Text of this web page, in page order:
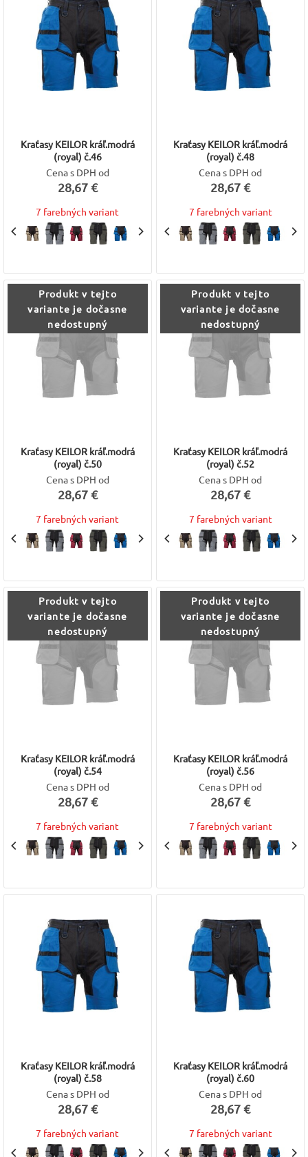
Kraťasy KEILOR kráľ.modrá
(royal) č.46
Cena s DPH od
28,67 €
7 farebných variant
Kraťasy KEILOR kráľ.modrá
(royal) č.48
Cena s DPH od
28,67 €
7 farebných variant
Produkt v tejto
variante je dočasne
nedostupný
Kraťasy KEILOR kráľ.modrá
(royal) č.50
Cena s DPH od
28,67 €
7 farebných variant
Produkt v tejto
variante je dočasne
nedostupný
Kraťasy KEILOR kráľ.modrá
(royal) č.52
Cena s DPH od
28,67 €
7 farebných variant
Produkt v tejto
variante je dočasne
nedostupný
Kraťasy KEILOR kráľ.modrá
(royal) č.54
Cena s DPH od
28,67 €
7 farebných variant
Produkt v tejto
variante je dočasne
nedostupný
Kraťasy KEILOR kráľ.modrá
(royal) č.56
Cena s DPH od
28,67 €
7 farebných variant
Kraťasy KEILOR kráľ.modrá
(royal) č.58
Cena s DPH od
28,67 €
7 farebných variant
Kraťasy KEILOR kráľ.modrá
(royal) č.60
Cena s DPH od
28,67 €
7 farebných variant